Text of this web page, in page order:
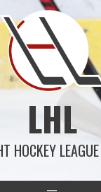
LHL
HOCKEY